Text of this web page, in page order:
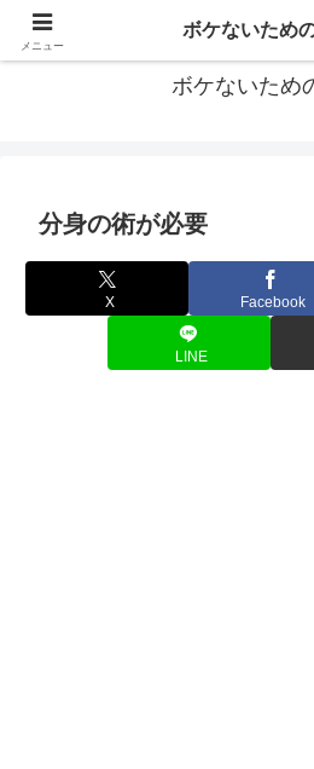
ゆる～く続ける音楽制作のあ
ボケないため
分身の術が必要
X Facebook
LINE
メニュー
ボケないため